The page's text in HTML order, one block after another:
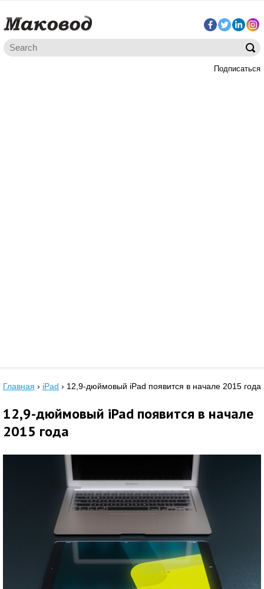
Подписаться
Главная › iPad › 12,9-дюймовый iPad появится в начале 2015 года
12,9-дюймовый iPad появится в начале
2015 года